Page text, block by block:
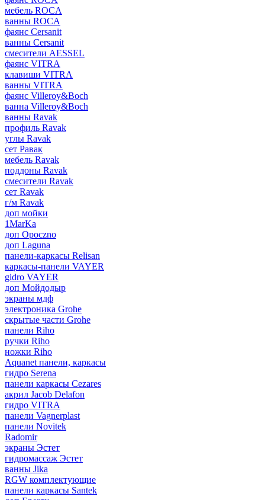
мебель ROCA
ванны ROCA
фаянс Cersanit
ванны Cersanit
смесители AESSEL
фаянс VITRA
клавиши VITRA
ванны VITRA
фаянс Villeroy&Boch
ванна Villeroy&Boch
ванны Ravak
профиль Ravak
углы Ravak
сет Равак
мебель Ravak
поддоны Ravak
смесители Ravak
сет Ravak
г/м Ravak
доп мойки
1MarKa
доп Opoczno
доп Laguna
панели-каркасы Relisan
каркасы-панели VAYER
gidro VAYER
доп Мойдодыр
экраны мдф
электроника Grohe
скрытые части Grohe
панели Riho
ручки Riho
ножки Riho
Aquanet панели, каркасы
гидро Serena
панели каркасы Cezares
акрил Jacob Delafon
гидро VITRA
панели Vagnerplast
панели Novitek
Radomir
экраны Эстет
гидромассаж Эстет
ванны Jika
RGW комплектующие
панели каркасы Santek